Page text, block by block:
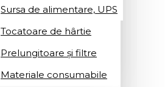
Sursa de alimentare, UPS
Tocatoare de hârtie
Prelungitoare și filtre
Materiale consumabile